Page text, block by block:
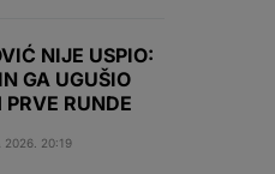
NIJE USPIO:
GA UGUŠIO
RUNDE
2026. 20:19